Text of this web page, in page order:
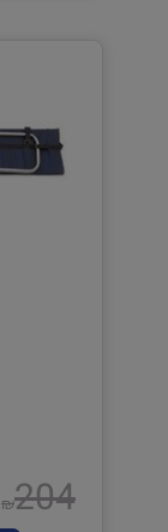
₪204